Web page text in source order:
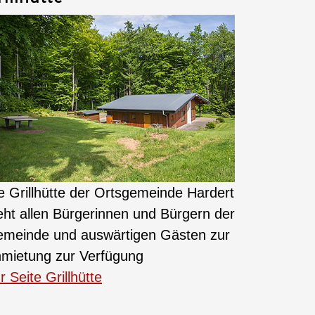
Grillhütte der Ortsgemeinde Hardert
allen Bürgerinnen und Bürgern der
und auswärtigen Gästen zur
zur Verfügung
Seite Grillhütte